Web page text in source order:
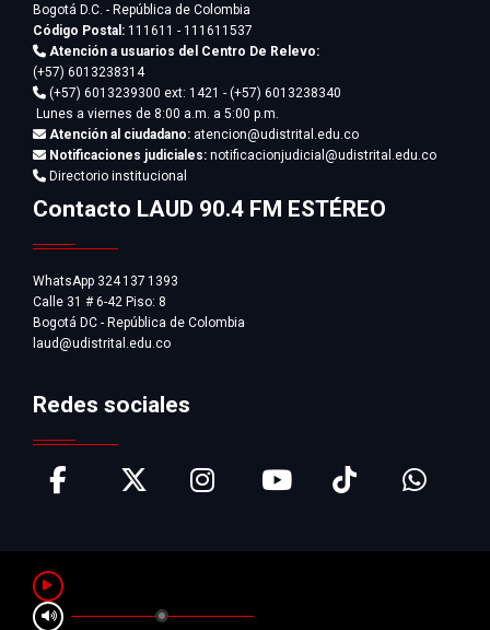
Bogotá D.C. - República de Colombia
Código Postal: 111611 - 111611537
Atención a usuarios del Centro De Relevo:
(+57) 6013238314
(+57) 6013239300 ext: 1421 - (+57) 6013238340
Lunes a viernes de 8:00 a.m. a 5:00 p.m.
Atención al ciudadano: atencion@udistrital.edu.co
Notificaciones judiciales: notificacionjudicial@udistrital.edu.co
Directorio institucional
Contacto LAUD 90.4 FM ESTÉREO
WhatsApp 324 137 1393
Calle 31 # 6-42 Piso: 8
Bogotá DC - República de Colombia
laud@udistrital.edu.co
Redes sociales
Pausar